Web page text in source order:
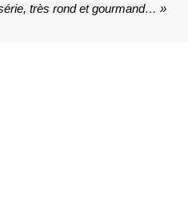
très rond et gourmand… »